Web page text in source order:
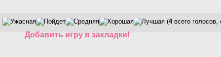
(4всего голосов,
Добавить игру в закладки!